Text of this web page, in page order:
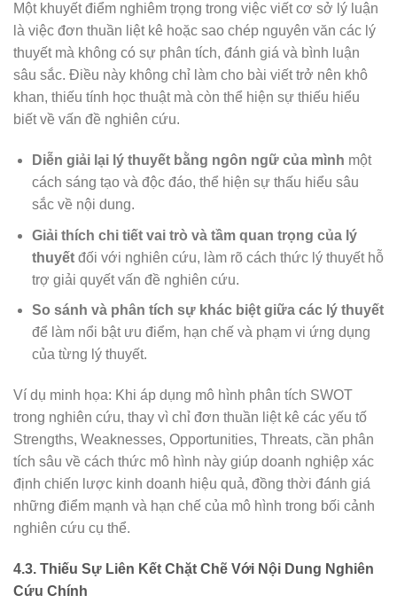
Một khuyết điểm nghiêm trọng trong việc viết cơ sở lý luận
là việc đơn thuần liệt kê hoặc sao chép nguyên văn các lý
thuyết mà không có sự phân tích, đánh giá và bình luận
sâu sắc. Điều này không chỉ làm cho bài viết trở nên khô
khan, thiếu tính học thuật mà còn thể hiện sự thiếu hiểu
biết về vấn đề nghiên cứu.
Diễn giải lại lý thuyết bằng ngôn ngữ của mình một
cách sáng tạo và độc đáo, thể hiện sự thấu hiểu sâu
sắc về nội dung.
Giải thích chi tiết vai trò và tầm quan trọng của lý
thuyếtđối với nghiên cứu, làm rõ cách thức lý thuyết hỗ
trợ giải quyết vấn đề nghiên cứu.
So sánh và phân tích sự khác biệt giữa các lý thuyết
để làm nổi bật ưu điểm, hạn chế và phạm vi ứng dụng
của từng lý thuyết.
Ví dụ minh họa: Khi áp dụng mô hình phân tích SWOT
trong nghiên cứu, thay vì chỉ đơn thuần liệt kê các yếu tố
Strengths, Weaknesses, Opportunities, Threats, cần phân
tích sâu về cách thức mô hình này giúp doanh nghiệp xác
định chiến lược kinh doanh hiệu quả, đồng thời đánh giá
những điểm mạnh và hạn chế của mô hình trong bối cảnh
nghiên cứu cụ thể.
4.3. Thiếu Sự Liên Kết Chặt Chẽ Với Nội Dung Nghiên
Cứu Chính